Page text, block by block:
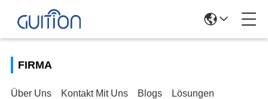
FIRMA
Über Uns Kontakt Mit Uns Blogs Lösungen